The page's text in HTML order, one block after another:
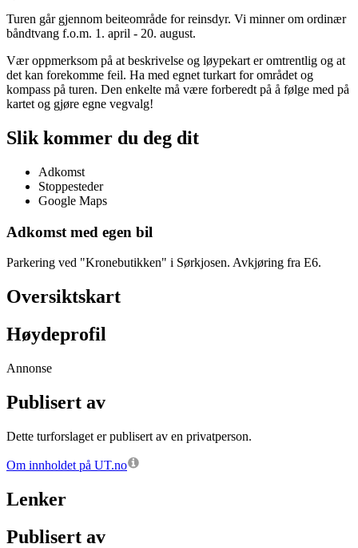
Turen går gjennom beiteområde for reinsdyr. Vi minner om ordinær
båndtvang f.o.m. 1. april - 20. august.
Vær oppmerksom på at beskrivelse og løypekart er omtrentlig og at
det kan forekomme feil. Ha med egnet turkart for området og
kompass på turen. Den enkelte må være forberedt på å følge med på
kartet og gjøre egne vegvalg!
Slik kommer du deg dit
Adkomst
Stoppesteder
Google Maps
Adkomst med egen bil
Parkering ved "Kronebutikken" i Sørkjosen. Avkjøring fra E6.
Oversiktskart
Høydeprofil
Annonse
Publisert av
Dette turforslaget er publisert av en privatperson.
Om innholdet på UT.no
Lenker
Publisert av